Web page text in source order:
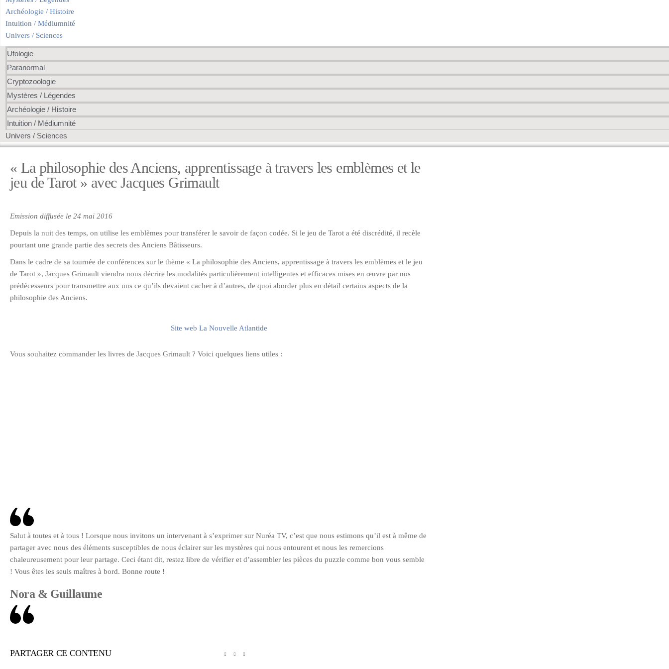
Archéologie / Histoire
Intuition / Médiumnité
Univers / Sciences
Ufologie
Paranormal
Cryptozoologie
Mystères / Légendes
Archéologie / Histoire
Intuition / Médiumnité
Univers / Sciences
« La philosophie des Anciens, apprentissage à travers les emblèmes et le
jeu de Tarot » avec Jacques Grimault
Emission diffusée le 24 mai 2016
Depuis la nuit des temps, on utilise les emblèmes pour transférer le savoir de façon codée. Si le jeu de Tarot a été discrédité, il recèle
pourtant une grande partie des secrets des Anciens Bâtisseurs.
Dans le cadre de sa tournée de conférences sur le thème « La philosophie des Anciens, apprentissage à travers les emblèmes et le jeu
de Tarot », Jacques Grimault viendra nous décrire les modalités particulièrement intelligentes et efficaces mises en œuvre par nos
prédécesseurs pour transmettre aux uns ce qu’ils devaient cacher à d’autres, de quoi aborder plus en détail certains aspects de la
philosophie des Anciens.
Site web La Nouvelle Atlantide
Vous souhaitez commander les livres de Jacques Grimault ? Voici quelques liens utiles :
Salut à toutes et à tous ! Lorsque nous invitons un intervenant à s’exprimer sur Nuréa TV, c’est que nous estimons qu’il est à même de
partager avec nous des éléments susceptibles de nous éclairer sur les mystères qui nous entourent et nous les remercions
chaleureusement pour leur partage. Ceci étant dit, restez libre de vérifier et d’assembler les pièces du puzzle comme bon vous semble
! Vous êtes les seuls maîtres à bord. Bonne route !
Nora & Guillaume
PARTAGER CE CONTENU